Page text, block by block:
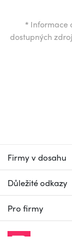
* Informace
dostupných
Firmy v dosahu
Důležité odkazy
Pro firmy